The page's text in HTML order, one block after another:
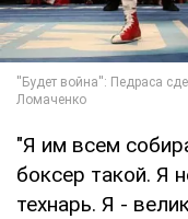
"Я им всем
боксер такой. Я
технарь. Я -